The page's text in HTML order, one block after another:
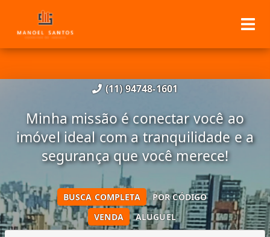
(11) 94748-1601
Minha missão é conectar você ao
imóvel ideal com a tranquilidade e a
segurança que você merece!
VENDA ALUGUEL
BUSCA COMPLETA POR CÓDIGO